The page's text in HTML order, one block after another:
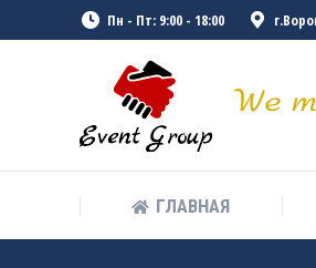
Пн - Пт: 9:00 - 18:00
ГЛАВНАЯ
ГЛАВНАЯ